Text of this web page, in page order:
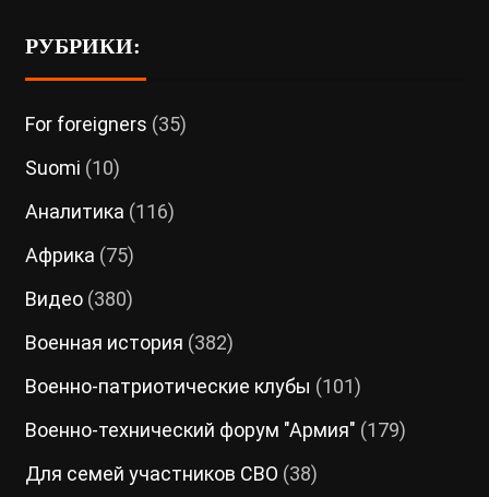
РУБРИКИ:
For foreigners (35)
Suomi (10)
Аналитика (116)
Африка (75)
Видео(380)
Военная история (382)
Военно-патриотические клубы (101)
Военно-технический форум "Армия" (179)
Для семей участников СВО (38)